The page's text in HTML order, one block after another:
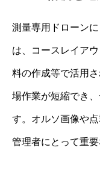
測量専用ドローン
は、コースレイア
料の作成等で活用
場作業が短縮でき
す。オルソ画像や
管理者にとって重